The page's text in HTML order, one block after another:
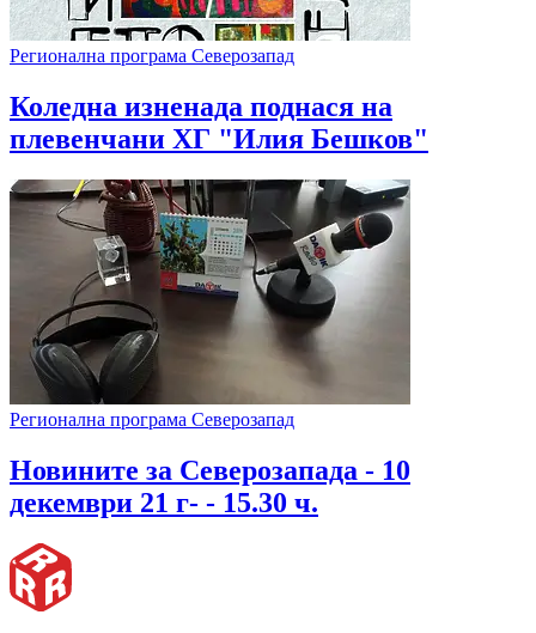
Регионална програма Северозапад
Коледна изненада поднася на
плевенчани ХГ "Илия Бешков"
Регионална програма Северозапад
Новините за Северозапада - 10
декември 21 г- - 15.30 ч.